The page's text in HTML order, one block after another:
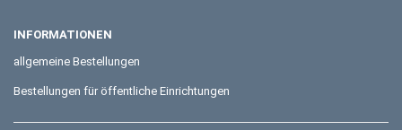
INFORMATIONEN
allgemeine Bestellungen
Bestellungen für öffentliche Einrichtungen